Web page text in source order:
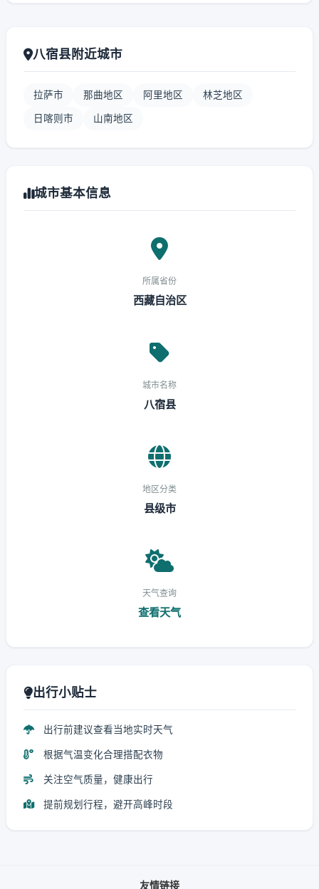
八宿县附近城市
拉萨市 那曲地区 阿里地区 林芝地区
日喀则市 山南地区
城市基本信息
所属省份
西藏自治区
城市名称
八宿县
地区分类
县级市
天气查询
查看天气
出行小贴士
出行前建议查看当地实时天气
根据气温变化合理搭配衣物
关注空气质量，健康出行
提前规划行程，避开高峰时段
友情链接